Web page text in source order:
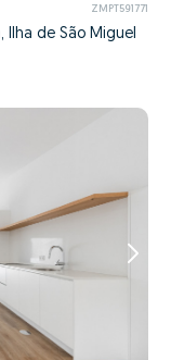
ZMPT591771
Ilha de São Miguel